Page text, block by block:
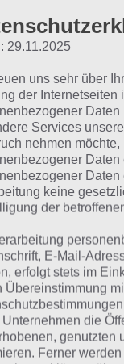
dem
29.11.2025
uns sehr über
der Internetseiten
Services
nehmen
keine
der
E-Mail-
erfolgt stets im
Übereinstimmung
Unternehmen die
genutzten
Ferner